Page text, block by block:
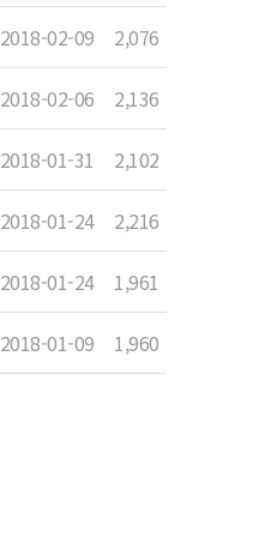
2018-02-09 2,076
2018-02-06 2,136
2018-01-31 2,102
2018-01-24 2,216
2018-01-24 1,961
2018-01-09 1,960